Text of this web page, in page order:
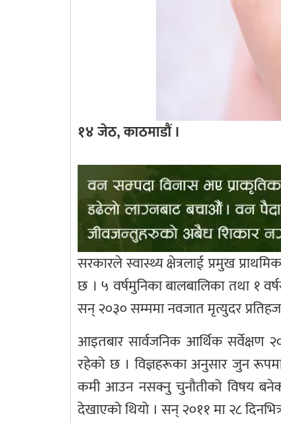
१४ जेठ, काठमाडौं ।
सरकारले स्वास्थ्य क्षेत्रलाई प्रमुख
छ । ५ वर्षमुनिका बालबालिका तथा १
सन् २०३० सम्ममा नवजात मृत्युदर
आइतबार सार्वजनिक आर्थिक सर्वेक्षण
रहेको छ । विज्ञहरूका अनुसार जुन
कमी आउन नसक्नु चुनौतीको विषय
देखाएको थियो । सन् २०११ मा २८